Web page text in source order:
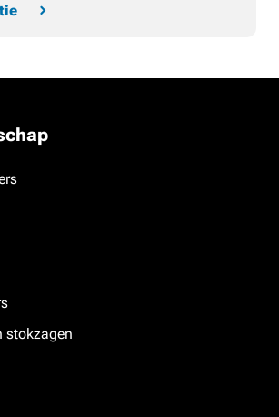
stokzagen